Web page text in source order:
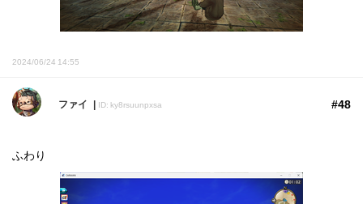
2024/06/24 14:55
ファイ ID: ky8rsuunpxsa #48
ふわり